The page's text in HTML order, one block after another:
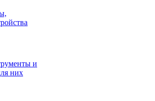
и
них